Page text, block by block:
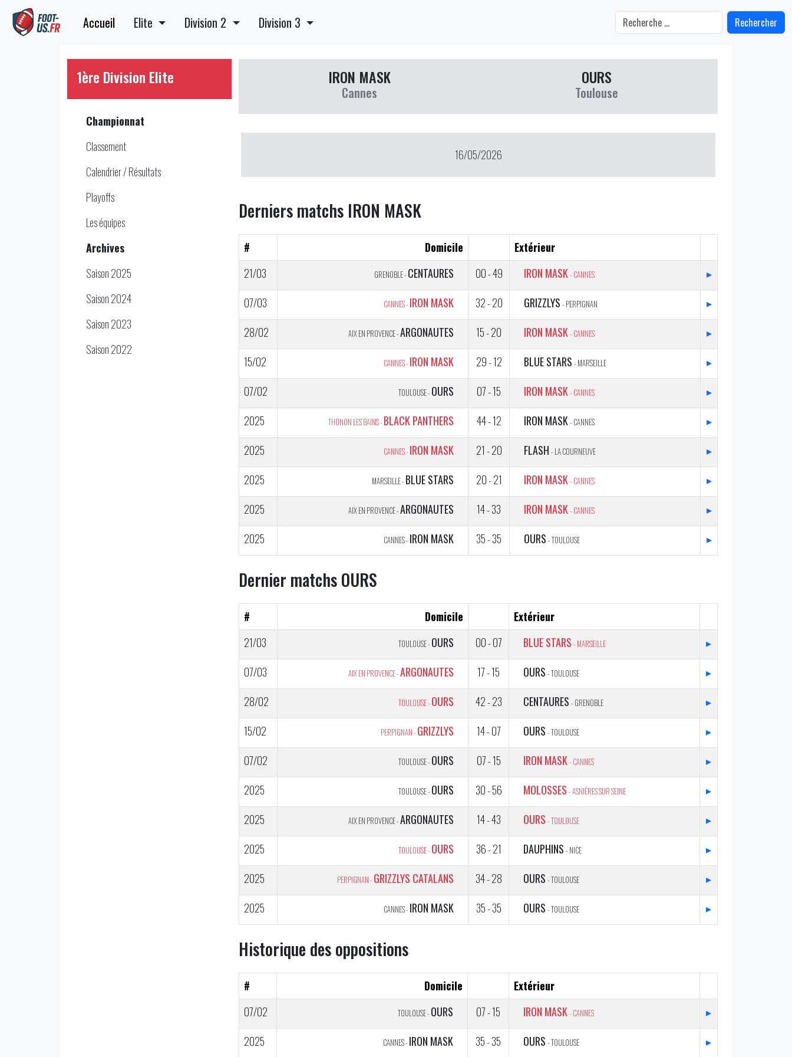
Accueil Elite Division 2 Division 3 Rechercher
1ère Division Elite
Championnat
Classement
Calendrier / Résultats
Playoffs
Les équipes
Archives
Saison 2025
Saison 2024
Saison 2023
Saison 2022
IRON MASK
Cannes
OURS
Toulouse
16/05/2026
Derniers matchs IRON MASK
# Domicile
Extérieur
21/03
GRENOBLE - CENTAURES 00 - 49 IRON MASK - CANNES
▸
07/03
CANNES - IRON MASK 32 - 20 GRIZZLYS - PERPIGNAN
▸
28/02
AIX EN PROVENCE -ARGONAUTES 15 - 20 IRON MASK - CANNES
▸
15/02
CANNES - IRON MASK 29 - 12 BLUE STARS - MARSEILLE
▸
07/02
TOULOUSE - OURS 07 - 15 IRON MASK - CANNES
▸
2025
THONON LES BAINS - BLACK PANTHERS 44 - 12 IRON MASK - CANNES
▸
2025
CANNES - IRON MASK 21 - 20 FLASH - LA COURNEUVE
▸
2025
MARSEILLE - BLUE STARS 20 - 21 IRON MASK - CANNES
▸
2025
AIX EN PROVENCE -ARGONAUTES 14 - 33 IRON MASK - CANNES
▸
2025
CANNES - IRON MASK 35 - 35 OURS - TOULOUSE ▸
Dernier matchs OURS
# Domicile
Extérieur
21/03
TOULOUSE - OURS 00 - 07 BLUE STARS - MARSEILLE
▸
07/03
AIX EN PROVENCE -ARGONAUTES 17 - 15 OURS - TOULOUSE
▸
28/02
TOULOUSE - OURS 42 - 23 CENTAURES - GRENOBLE
▸
15/02
PERPIGNAN - GRIZZLYS 14 - 07 OURS - TOULOUSE
▸
07/02
TOULOUSE - OURS 07 - 15 IRON MASK - CANNES
▸
2025
TOULOUSE - OURS 30 - 56 MOLOSSES - ASNIÈRES SUR SEINE
▸
2025
AIX EN PROVENCE -ARGONAUTES 14 - 43 OURS - TOULOUSE
▸
2025
TOULOUSE - OURS 36 - 21 DAUPHINS - NICE
▸
2025
PERPIGNAN - GRIZZLYS CATALANS 34 - 28 OURS - TOULOUSE
▸
2025
CANNES - IRON MASK 35 - 35 OURS - TOULOUSE ▸
Historique des oppositions
# Domicile
Extérieur
07/02
TOULOUSE - OURS 07 - 15 IRON MASK - CANNES
▸
2025
CANNES - IRON MASK 35 - 35 OURS - TOULOUSE ▸